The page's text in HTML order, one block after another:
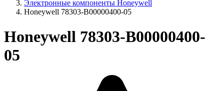
Электронные компоненты Honeywell
Honeywell 78303-B00000400-05
Honeywell 78303-B00000400-
05